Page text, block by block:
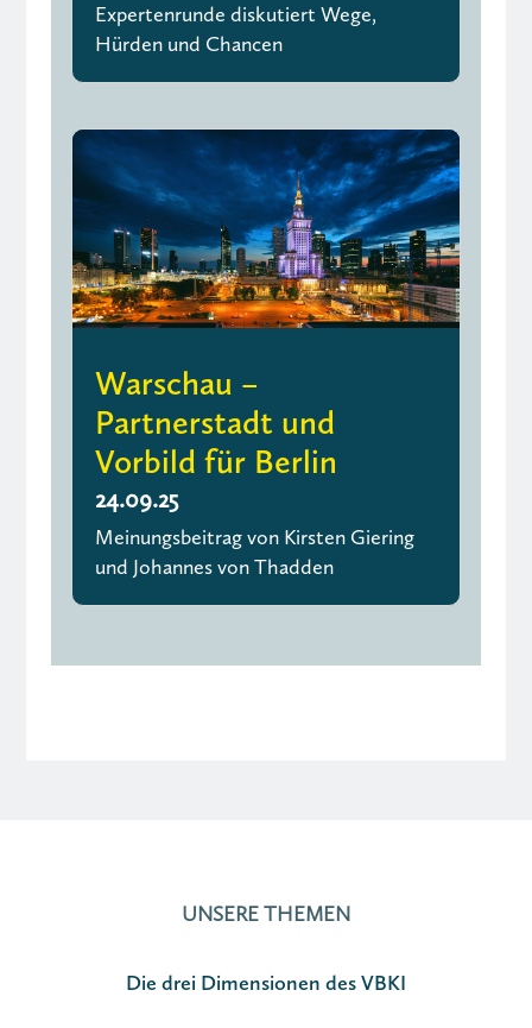
Expertenrunde diskutiert Wege,
Hürden und Chancen
Warschau –
Partnerstadt und
Vorbild für Berlin
24.09.25
Meinungsbeitrag von Kirsten Giering
und Johannes von Thadden
UNSERE THEMEN
Die drei Dimensionen des VBKI